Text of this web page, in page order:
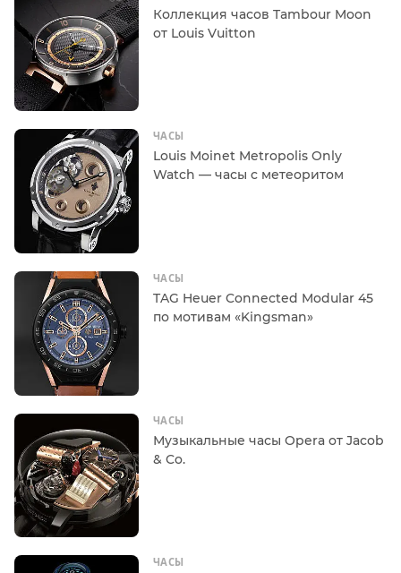
Коллекция часов Tambour Moon
от Louis Vuitton
ЧАСЫ
Louis Moinet Metropolis Only
Watch — часы c метеоритом
ЧАСЫ
TAG Heuer Connected Modular 45
по мотивам «Kingsman»
ЧАСЫ
Музыкальные часы Opera от Jacob
& Co.
ЧАСЫ